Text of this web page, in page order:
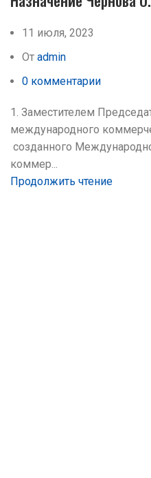
11 июля, 2023
От admin
0 комментарии
1. Заместителем
международного
созданного
коммер...
Продолжить чтение